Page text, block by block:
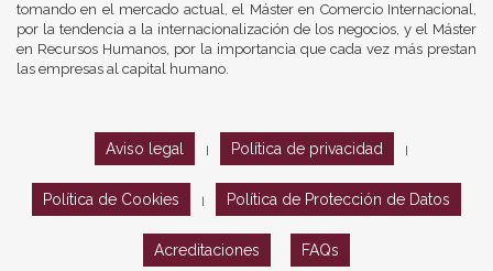
tomando en el mercado actual, el Máster en Comercio Internacional,
por la tendencia a la internacionalización de los negocios, y el Máster
en Recursos Humanos, por la importancia que cada vez más prestan
las empresas al capital humano.
Aviso legal Política de privacidad
Política de Cookies Política de Protección de Datos
Acreditaciones FAQs